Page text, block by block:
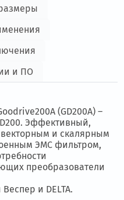
и ПО
(GD200A) –
Эффективный,
и скалярным
ЭМС фильтром,
преобразователи
и DELTA.